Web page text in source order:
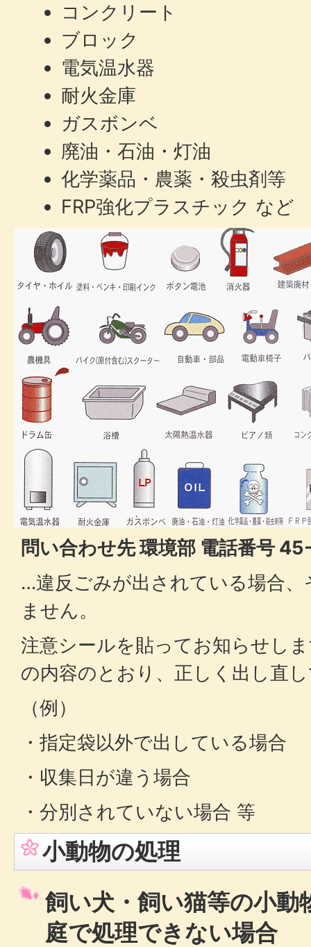
コンクリート
ブロック
電気温水器
耐火金庫
ガスボンベ
廃油・石油・灯油
化学薬品・農薬・殺虫剤等
FRP強化プラスチック など
問い合わせ先 環境部 電話番号
…違反ごみが出されている場合
ません。
注意シールを貼ってお知らせし
の内容のとおり、正しく出し直
（例）
・指定袋以外で出している場合
・収集日が違う場合
・分別されていない場合 等
小動物の処理
飼い犬・飼い猫等の小動
庭で処理できない場合